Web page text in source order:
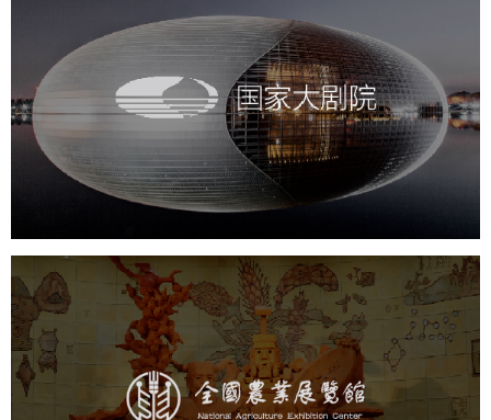
国家大剧院
文化艺术 剧院 智慧展馆 展馆网站建设
农业展览馆